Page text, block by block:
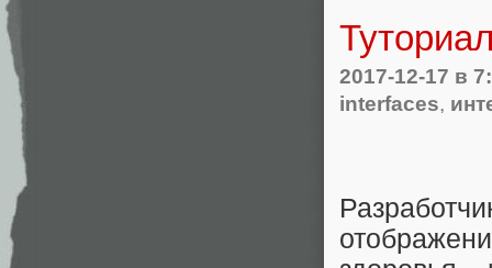
2017-12-17 в
interfaces,